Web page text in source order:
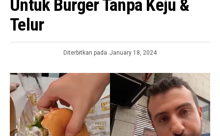
Untuk Burger Tanpa Keju &
Telur
Diterbitkan pada January 18, 2024